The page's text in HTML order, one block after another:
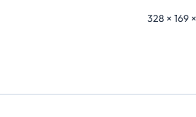
328 × 169